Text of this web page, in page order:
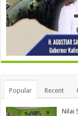
Popular Recent
Nilai